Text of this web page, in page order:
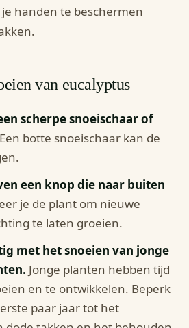
handen te beschermen
van eucalyptus
scherpe snoeischaar of
Een botte snoeischaar kan de
een knop die naar buiten
je de plant om nieuwe
te laten groeien.
met het snoeien van jonge
Jonge planten hebben tijd
en te ontwikkelen. Beperk
paar jaar tot het